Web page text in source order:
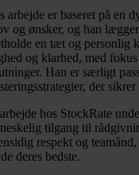
arbejde er baseret på en
og ønsker, og han
en tæt og personlig
og klarhed, med
Han er særligt
der
hos StockRate
tilgang til
respekt og
deres bedste.